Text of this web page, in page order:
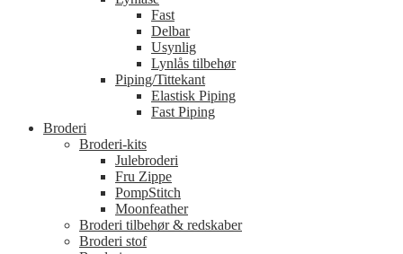
Fast
Delbar
Usynlig
Lynlås tilbehør
Piping/Tittekant
Elastisk Piping
Fast Piping
Broderi
Broderi-kits
Julebroderi
Fru Zippe
PompStitch
Moonfeather
Broderi tilbehør & redskaber
Broderi stof